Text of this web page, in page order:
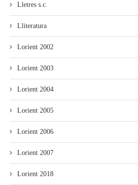
Lletres s.c.
Lliteratura
Lorient 2002
Lorient 2003
Lorient 2004
Lorient 2005
Lorient 2006
Lorient 2007
Lorient 2018